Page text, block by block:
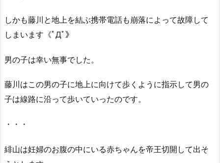
しかも藤川と地上を結ぶ携帯電話も崩落によって故障して
しまいます《ﾟДﾟ》
男の子は幸い無事でした。
藤川はこの男の子に地上に向けて歩くように指示して男の
子は線路に沿って歩いていったのです。
・・・
緋山は妊婦のお腹の中にいる赤ちゃんを帝王切開して出そ